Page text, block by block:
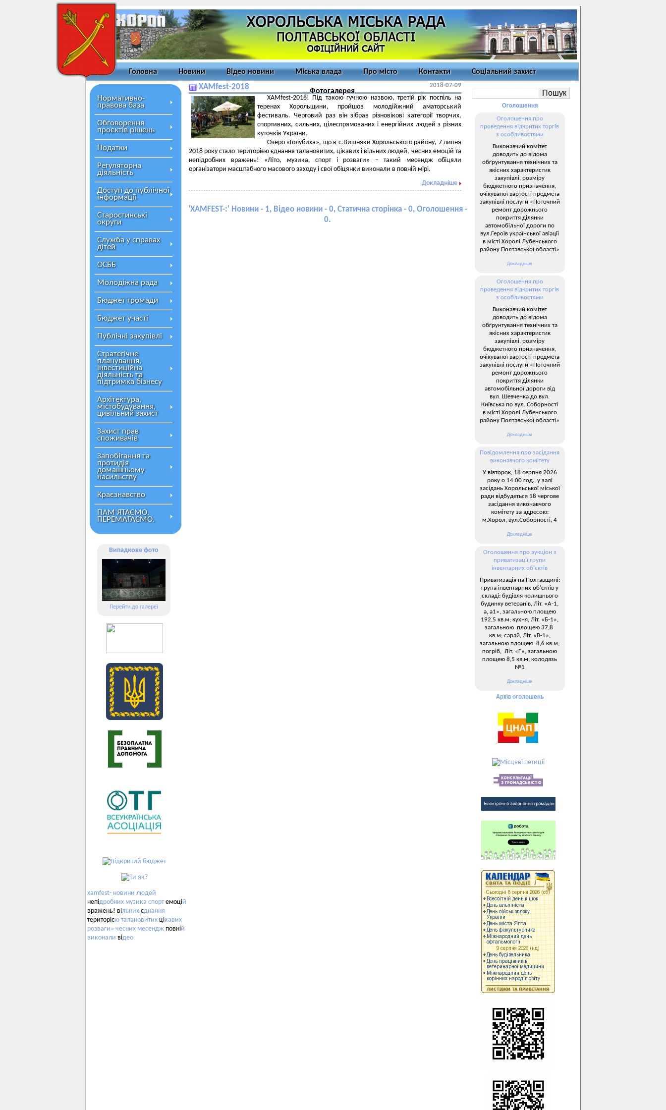
Головна Новини Відео новини Міська влада Про місто Контакти Соціальний захист
Фотогалерея
Нормативно-
правова база
Обговорення
проєктів рішень
Податки
Регуляторна
діяльність
Доступ до публічної
інформації
Старостинські
округи
Служба у справах
дітей
ОСББ
Молодіжна рада
Бюджет громади
Бюджет участі
Публічні закупівлі
Стратегічне
планування,
інвестиційна
діяльність та
підтримка бізнесу
Архітектура,
містобудування,
цивільний захист
Захист прав
споживачів
Запобігання та
протидія
домашньому
насильству
Краєзнавство
ПАМ’ЯТАЄМО.
ПЕРЕМАГАЄМО.
Випадкове фото
Перейти до галереї
xamfest- новини людей
непідробних музика спортемоцій
вражень! вільних єднання
територією талановитих цікавих
розваги» чесних месендж повній
виконали відео
XAMfest-2018 2018-07-09
XAMfest-2018! Під такою гучною назвою, третій рік поспіль на
теренах Хорольщини, пройшов молодійжний аматорський
фестиваль. Черговий раз він зібрав різновікові категорії творчих,
спортивних, сильних, цілеспрямованих і енергійних людей з різних
куточків України.
Озеро «Голубиха», що в с.Вишняки Хорольського району, 7 липня
2018 року стало територією єднання талановитих, цікавих і вільних людей, чесних емоцій та
непідробних вражень! «Літо, музика, спорт і розваги» – такий месендж обіцяли
організатори масштабного масового заходу і свої обіцянки виконали в повній мірі.
Докладніше
'XAMFEST-:' Новини - 1, Відео новини - 0, Статична сторінка - 0, Оголошення -
0.
Оголошення
Оголошення про
проведення відкритих торгів
з особливостями
Виконавчий комітет
доводить до відома
обґрунтування технічних та
якісних характеристик
закупівлі, розміру
бюджетного призначення,
очікуваної вартості предмета
закупівлі послуги «Поточний
ремонт дорожнього
покриття ділянки
автомобільної дороги по
вул.Героїв української авіації
в місті Хоролі Лубенського
району Полтавської області»
Докладніше
Оголошення про
проведення відкритих торгів
з особливостями
Виконавчий комітет
доводить до відома
обґрунтування технічних та
якісних характеристик
закупівлі, розміру
бюджетного призначення,
очікуваної вартості предмета
закупівлі послуги «Поточний
ремонт дорожнього
покриття ділянки
автомобільної дороги від
вул. Шевченка до вул.
Київська по вул. Соборності
в місті Хоролі Лубенського
району Полтавської області»
Докладніше
Повідомлення про засідання
виконавчого комітету
У вівторок, 18 серпня 2026
року о 14:00 год., у залі
засідань Хорольської міської
ради відбудеться 18 чергове
засідання виконавчого
комітету за адресою:
м.Хорол, вул.Соборності, 4
Докладніше
Оголошення про аукціон з
приватизації групи
інвентарних об’єктів
Приватизація на Полтавщині:
група інвентарних об’єктів у
складі: будівля колишнього
будинку ветеранів, Літ. «А-1,
а, а1», загальною площею
192,5 кв.м; кухня, Літ. «Б-1»,
загальною площею 37,8
кв.м; сарай, Літ. «В-1»,
загальною площею 8,6 кв.м;
погріб, Літ. «Г», загальною
площею 8,5 кв.м; колодязь
№1
Докладніше
Архів оголошень